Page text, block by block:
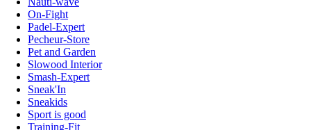
On-Fight
Padel-Expert
Pecheur-Store
Pet and Garden
Slowood Interior
Smash-Expert
Sneak'In
Sneakids
Sport is good
Training-Fit